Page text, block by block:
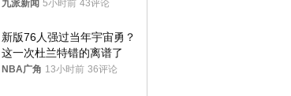
九派新闻 5小时前 43评论
新版76人强过当年宇宙勇？
这一次杜兰特错的离谱了
NBA广角 13小时前 36评论